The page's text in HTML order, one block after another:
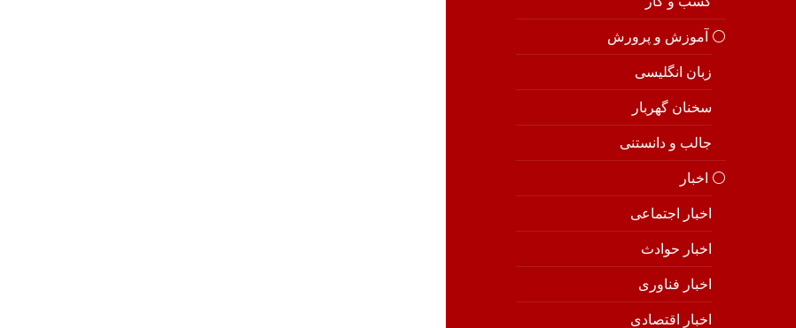
⚪️ آموزش و پرورش
زبان انگلیسی
سخنان گهربار
جالب و دانستنی
⚪️ اخبار
اخبار اجتماعی
اخبار حوادث
اخبار فناوری
اخبار اقتصادی